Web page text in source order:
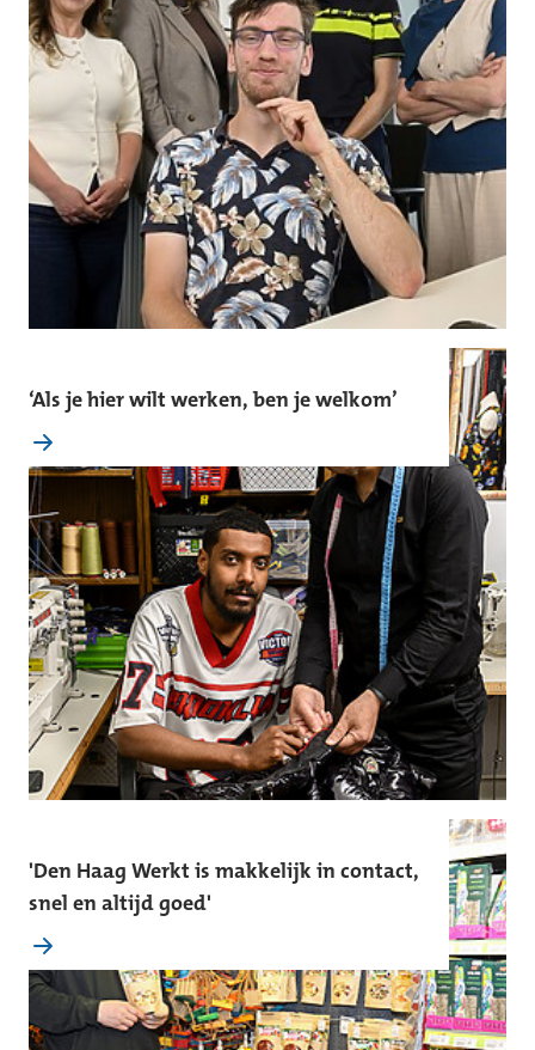
‘Als je hier wilt werken, ben je welkom’
'Den Haag Werkt is makkelijk in contact,
snel en altijd goed'